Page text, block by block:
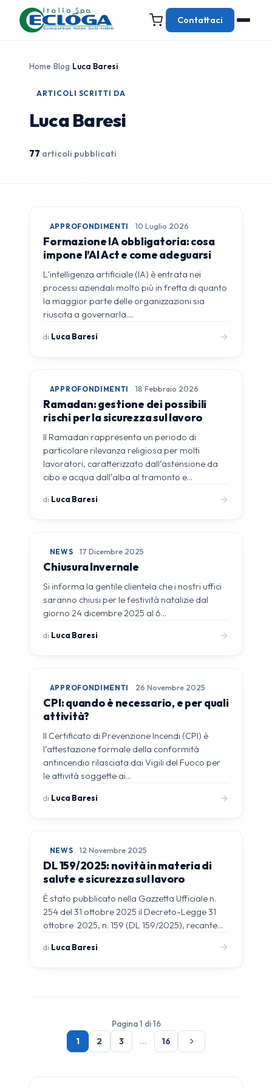
Contattaci
Home›Blog›Luca Baresi
ARTICOLI SCRITTI DA
Luca Baresi
77 articoli pubblicati
APPROFONDIMENTI 10 Luglio 2026
Formazione IA obbligatoria: cosa
impone l’AI Act e come adeguarsi
L’intelligenza artificiale (IA) è entrata nei
processi aziendali molto più in fretta di quanto
la maggior parte delle organizzazioni sia
riuscita a governarla.…
di Luca Baresi
APPROFONDIMENTI 18 Febbraio 2026
Ramadan: gestione dei possibili
rischi per la sicurezza sul lavoro
Il Ramadan rappresenta un periodo di
particolare rilevanza religiosa per molti
lavoratori, caratterizzato dall’astensione da
cibo e acqua dall’alba al tramonto e…
di Luca Baresi
NEWS 17 Dicembre 2025
Chiusura Invernale
Si informa la gentile clientela che i nostri uffici
saranno chiusi per le festività natalizie dal
giorno 24 dicembre 2025 al 6…
di Luca Baresi
APPROFONDIMENTI 26 Novembre 2025
CPI: quando è necessario, e per quali
attività?
Il Certificato di Prevenzione Incendi (CPI) è
l’attestazione formale della conformità
antincendio rilasciata dai Vigili del Fuoco per
le attività soggette ai…
di Luca Baresi
NEWS 12 Novembre 2025
DL 159/2025: novità in materia di
salute e sicurezza sul lavoro
È stato pubblicato nella Gazzetta Ufficiale n.
254 del 31 ottobre 2025 il Decreto-Legge 31
ottobre 2025, n. 159 (DL 159/2025), recante…
di Luca Baresi
Pagina 1 di 16
1
2 3 … 16